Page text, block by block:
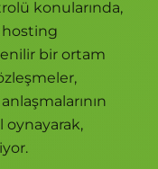
konularında,
hosting
bir ortam